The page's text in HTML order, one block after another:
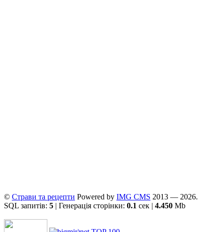
© Страви та рецепти Powered by ІMG CMS 2013 — 2026.
SQL запитів: 5 | Генерація сторінки: 0.1 сек | 4.450 Mb